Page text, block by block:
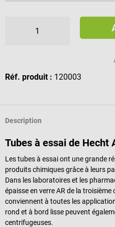
Réf. produit : 120003
Description
Tubes à essai de Hecht
Les tubes à essai ont une grande
produits chimiques grâce à leurs
Dans les laboratoires et les
épaisse en verre AR de la troisième
conviennent à toutes les
rond et à bord lisse peuvent
centrifugeuses.